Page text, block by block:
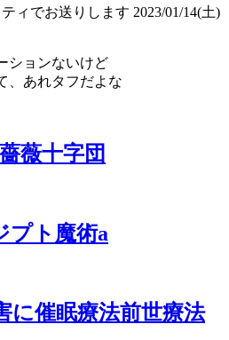
ィでお送りします 2023/01/14(土)
ションないけど
、あれタフだよな
薇十字団
プト魔術a
に催眠療法前世療法